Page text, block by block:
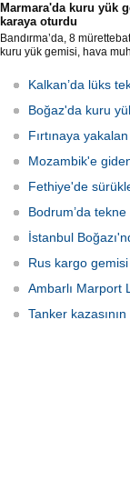
Marmara'da kuru yük
karaya oturdu
Bandırma’da, 8
kuru yük gemisi, hava
kurtarma çalışmaları
Kalkan’da lüks
Boğaz'da kuru
Fırtınaya
Mozambik'e
Fethiye'de
Bodrum’da
İstanbul
Rus kargo
Ambarlı Marport
Tanker